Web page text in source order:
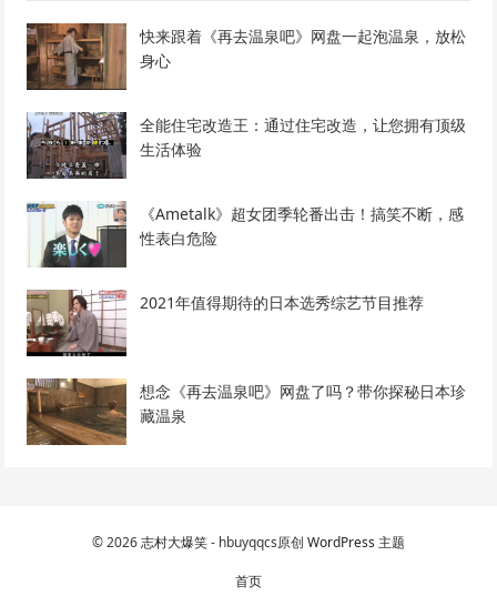
快来跟着《再去温泉吧》网盘一起泡温泉，放松
身心
全能住宅改造王：通过住宅改造，让您拥有顶级
生活体验
《Ametalk》超女团季轮番出击！搞笑不断，感
性表白危险
2021年值得期待的日本选秀综艺节目推荐
想念《再去温泉吧》网盘了吗？带你探秘日本珍
藏温泉
© 2026志村大爆笑- hbuyqqcs原创 WordPress 主题
首页